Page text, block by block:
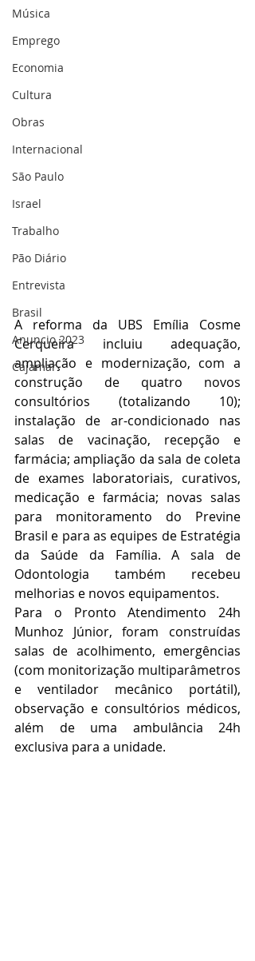
Música
Emprego
Economia
Cultura
Obras
Internacional
São Paulo
Israel
Trabalho
Pão Diário
Entrevista
Brasil
Anuncio 2023
Cajamar
A reforma da UBS Emília Cosme
Cerqueira incluiu adequação,
ampliação e modernização, com a
construção de quatro novos
consultórios (totalizando 10);
instalação de ar-condicionado nas
salas de vacinação, recepção e
farmácia; ampliação da sala de coleta
de exames laboratoriais, curativos,
medicação e farmácia; novas salas
para monitoramento do Previne
Brasil e para as equipes de Estratégia
da Saúde da Família. A sala de
Odontologia também recebeu
melhorias e novos equipamentos.
Para o Pronto Atendimento 24h
Munhoz Júnior, foram construídas
salas de acolhimento, emergências
(com monitorização multiparâmetros
e ventilador mecânico portátil),
observação e consultórios médicos,
além de uma ambulância 24h
exclusiva para a unidade.